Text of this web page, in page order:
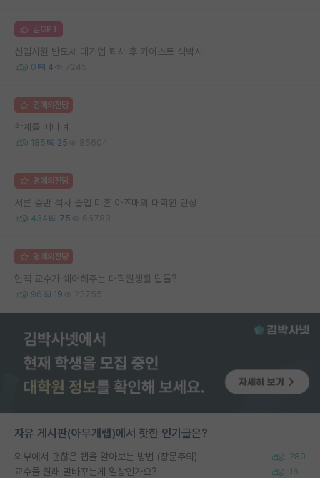
김GPT
신입사원 반도체 대기업 퇴사 후 카이스트 석박사
0 4 7245
명예의전당
학계를 떠나며
185 25 85604
명예의전당
서른 중반 석사 졸업 미혼 아즈매의 대학원 단상
434 75 66783
명예의전당
현직 교수가 쉐어해주는 대학원생활 팁들?
96 19 23755
자유 게시판(아무개랩)에서 핫한 인기글은?
외부에서 괜찮은 랩을 알아보는 방법 (장문주의) 280
교수들 원래 말바꾸는게 일상인가요? 16